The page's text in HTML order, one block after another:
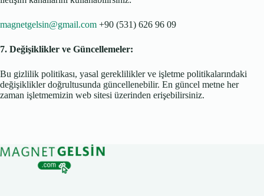
magnetgelsin@gmail.com +90 (531) 626 96 09
7. Değişiklikler ve Güncellemeler:
Bu gizlilik politikası, yasal gereklilikler ve işletme politikalarındaki
değişiklikler doğrultusunda güncellenebilir. En güncel metne her
zaman işletmemizin web sitesi üzerinden erişebilirsiniz.